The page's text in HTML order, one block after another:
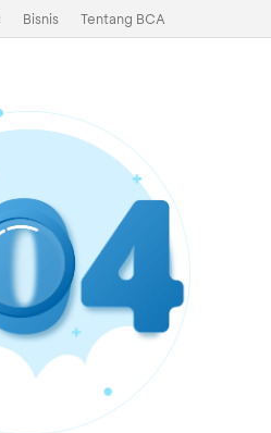
Bisnis Tentang BCA